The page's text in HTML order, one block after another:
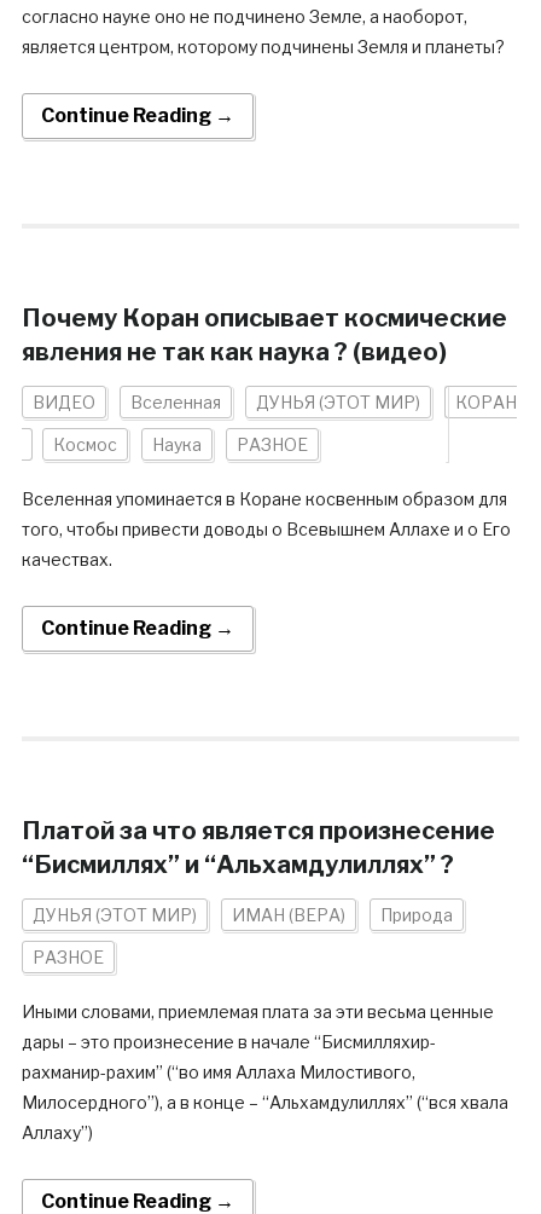
согласно науке оно не подчинено Земле, а наоборот,
является центром, которому подчинены Земля и планеты?
Continue Reading →
Почему Коран описывает космические
явления не так как наука ? (видео)
ВИДЕО Вселенная ДУНЬЯ (ЭТОТ МИР) КОРАН
Космос Наука РАЗНОЕ
Вселенная упоминается в Коране косвенным образом для
того, чтобы привести доводы о Всевышнем Аллахе и о Его
качествах.
Continue Reading →
Платой за что является произнесение
“Бисмиллях” и “Альхамдулиллях” ?
ДУНЬЯ (ЭТОТ МИР) ИМАН (ВЕРА) Природа
РАЗНОЕ
Иными словами, приемлемая плата за эти весьма ценные
дары – это произнесение в начале “Бисмилляхир-
рахманир-рахим” (“во имя Аллаха Милостивого,
Милосердного”), а в конце – “Альхамдулиллях” (“вся хвала
Аллаху”)
Continue Reading →